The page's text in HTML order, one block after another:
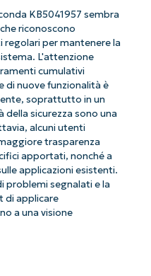
KB5041957 sembra
riconoscono
per mantenere la
L'attenzione
cumulativi
nuove funzionalità è
soprattutto in un
della sicurezza sono una
alcuni utenti
trasparenza
apportati, nonché a
applicazioni esistenti.
problemi segnalati e la
di applicare
a una visione